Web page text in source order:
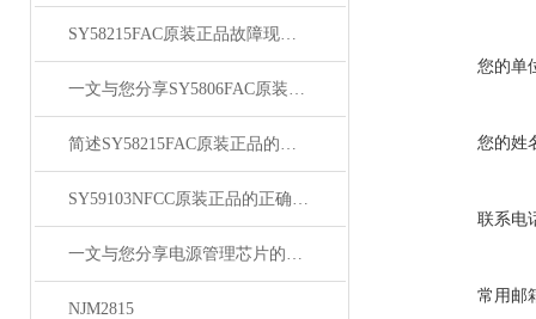
SY58215FAC原装正品故障现象相应的解决方法介绍
一文与您分享SY5806FAC原装正品的常见问题相应解决方法
简述SY58215FAC原装正品的正确安装方法
SY59103NFCC原装正品的正确维护保养方法分享
一文与您分享电源管理芯片的维护保养方法
NJM2815
您的单
您的姓
联系电
常用邮